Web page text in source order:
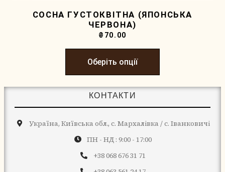
СОСНА ГУСТОКВІТНА (ЯПОНСЬКА
ЧЕРВОНА)
₴ 70.00
Оберіть опції
КОНТАКТИ
Україна, Київська обл., с. Мархалівка / с. Іванковичі
ПН - НД : 9:00 - 17:00
+38 068 676 31 71